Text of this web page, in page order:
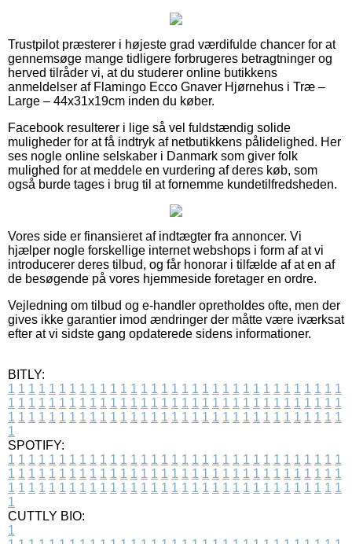
Trustpilot præsterer i højeste grad værdifulde chancer for at
gennemsøge mange tidligere forbrugeres betragtninger og
herved tilråder vi, at du studerer online butikkens
anmeldelser af Flamingo Ecco Gnaver Hjørnehus i Træ –
Large – 44x31x19cm inden du køber.
Facebook resulterer i lige så vel fuldstændig solide
muligheder for at få indtryk af netbutikkens pålidelighed. Her
ses nogle online selskaber i Danmark som giver folk
mulighed for at meddele en vurdering af deres køb, som
også burde tages i brug til at fornemme kundetilfredsheden.
Vores side er finansieret af indtægter fra annoncer. Vi
hjælper nogle forskellige internet webshops i form af at vi
introducerer deres tilbud, og får honorar i tilfælde af at en af
de besøgende på vores hjemmeside foretager en ordre.
Vejledning om tilbud og e-handler opretholdes ofte, men der
gives ikke garantier imod ændringer der måtte være iværksat
efter at vi sidste gang opdaterede sidens informationer.
BITLY:
1 1 1 1 1 1 1 1 1 1 1 1 1 1 1 1 1 1 1 1 1 1 1 1 1 1 1 1 1 1 1 1 1
1 1 1 1 1 1 1 1 1 1 1 1 1 1 1 1 1 1 1 1 1 1 1 1 1 1 1 1 1 1 1 1 1
1 1 1 1 1 1 1 1 1 1 1 1 1 1 1 1 1 1 1 1 1 1 1 1 1 1 1 1 1 1 1 1 1
1
SPOTIFY:
1 1 1 1 1 1 1 1 1 1 1 1 1 1 1 1 1 1 1 1 1 1 1 1 1 1 1 1 1 1 1 1 1
1 1 1 1 1 1 1 1 1 1 1 1 1 1 1 1 1 1 1 1 1 1 1 1 1 1 1 1 1 1 1 1 1
1 1 1 1 1 1 1 1 1 1 1 1 1 1 1 1 1 1 1 1 1 1 1 1 1 1 1 1 1 1 1 1 1
1
CUTTLY BIO:
1